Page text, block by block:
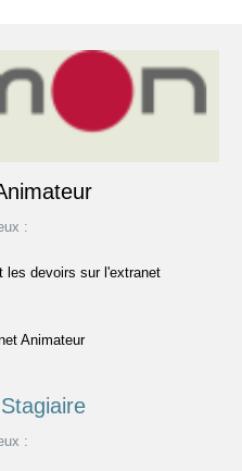
:
les devoirs sur l'extranet
Animateur
: